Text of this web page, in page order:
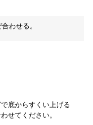
わせる。
底からすくい上げる
せてください。